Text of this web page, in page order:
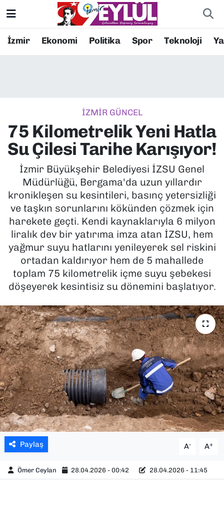
İzmir Ekonomi Politika Spor Teknoloji
İZMİR GÜNCEL
75 Kilometrelik Yeni Hatla
Su Çilesi Tarihe Karışıyor!
İzmir Büyükşehir Belediyesi İZSU Genel
Müdürlüğü, Bergama'da uzun yıllardır
kronikleşen su kesintileri, basınç yetersizliği
ve taşkın sorunlarını kökünden çözmek için
harekete geçti. Kendi kaynaklarıyla 6 milyon
liralık dev bir yatırıma imza atan İZSU, hem
yağmur suyu hatlarını yenileyerek sel riskini
ortadan kaldırıyor hem de 5 mahallede
toplam 75 kilometrelik içme suyu şebekesi
döşeyerek kesintisiz su dönemini başlatıyor.
Paylaş A- A+
Ömer Ceylan 28.04.2026 - 00:42 28.04.2026 - 11:45
Resmi İlanlar
EKONOMİ
KÜLTÜR SANAT
MAGAZİN
POLİTİKA
SAĞLIK
SPOR
TEKNOLOJİ
YAŞAM
YEREL YÖNETİMLER
Konak Nöbetçi Eczaneler
Süper Lig Puan Durumu ve Fikstür
Tüm Manşetler
Son Dakika Haberleri
Haber Arşivi